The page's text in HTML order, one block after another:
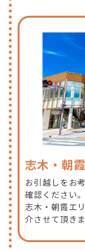
志木・朝
お引越しをお
確認ください。
志木・朝霞エ
介させて頂きま